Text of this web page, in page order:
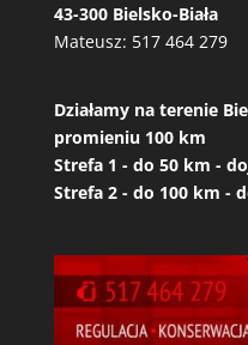
43-300 Bielsko-Biała
Mateusz: 517 464 279
Działamy na terenie
promieniu 100 km
Strefa 1 - do 50 km -
Strefa 2 - do 100 km -